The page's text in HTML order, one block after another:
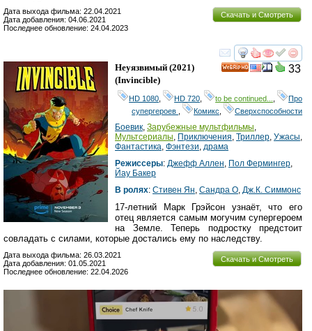
Скачать и Смотреть
Дата выхода фильма: 22.04.2021
Дата добавления: 04.06.2021
Последнее обновление: 24.04.2023
смотреть
33
Неуязвимый (2021)
(Invincible)
HD 1080 HD 720 to be continued...
Про
супергероев
Комикс Сверхспособности
Боевик Зарубежные мультфильмы
Мультсериалы Приключения Триллер Ужасы
Фантастика Фэнтези драма
Режиссеры: Джефф Аллен Пол Фермингер
Йаy Бакер
В ролях: Стивен Ян Сандра О Дж.К. Симмонс
17-летний Марк Грэйсон узнаёт, что его
отец является самым могучим супергероем
на Земле. Теперь подростку предстоит
совладать с силами, которые достались ему по наследству.
Скачать и Смотреть
Дата выхода фильма: 26.03.2021
Дата добавления: 01.05.2021
Последнее обновление: 22.04.2026